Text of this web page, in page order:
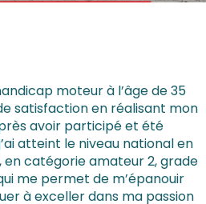
moteur à l’âge de 35
satisfaction en réalisant mon
avoir participé et été
atteint le niveau national en
catégorie amateur 2, grade
me permet de m’épanouir
à exceller dans ma passion